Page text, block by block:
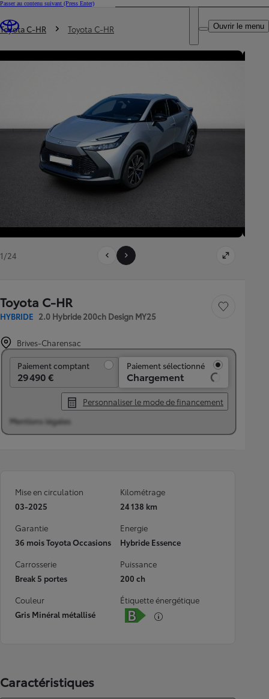
Passer au contenu suivant (Press Enter)
Trouvez un partenaire Toyota
DEALER NAME
Ouvrir le menu
Vous êtes ici
Toyota C-HR Toyota C-HR
1/24
Toyota C-HR
HYBRIDE 2.0 Hybride 200ch Design MY25
Sauvegarder le
Brives-Charensac
Paiement comptant
29 490 €
Paiement sélectionné
Chargement
Personnaliser le mode de financement
Mentions légales
Mise en circulation
03-2025
Kilométrage
24 138 km
Garantie
36 mois Toyota Occasions
Energie
Hybride Essence
Carrosserie
Break 5 portes
Puissance
200 ch
Couleur
Gris Minéral métallisé
Étiquette énergétique
Caractéristiques